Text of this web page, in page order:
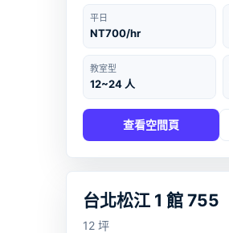
平日
NT700/hr
教室型
12~24 人
查看空間頁
‹
台北松江 1 館 755
12 坪